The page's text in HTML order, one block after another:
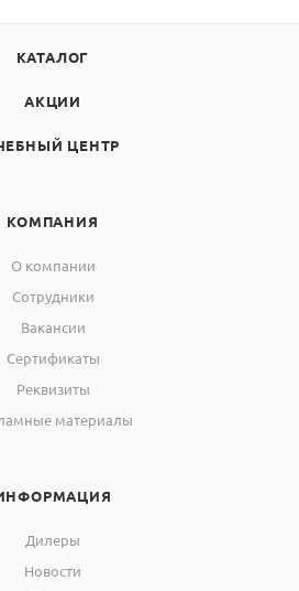
КАТАЛОГ
АКЦИИ
ЦЕНТР
КОМПАНИЯ
О компании
Сотрудники
Вакансии
Сертификаты
Реквизиты
материалы
Дилеры
Новости